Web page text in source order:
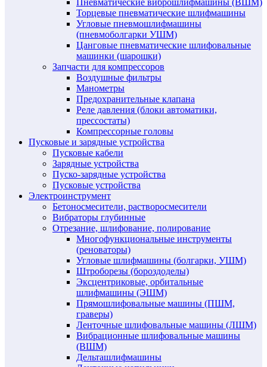
Пневматические виброшлифмашины (ВШМ)
Торцевые пневматические шлифмашины
Угловые пневмошлифмашины
(пневмоболгарки УШМ)
Цанговые пневматические шлифовальные
машинки (шарошки)
Запчасти для компрессоров
Воздушные фильтры
Манометры
Предохранительные клапана
Реле давления (блоки автоматики,
прессостаты)
Компрессорные головы
Пусковые и зарядные устройства
Пусковые кабели
Зарядные устройства
Пуско-зарядные устройства
Пусковые устройства
Электроинструмент
Бетоносмесители, растворосмесители
Вибраторы глубинные
Отрезание, шлифование, полирование
Многофункциональные инструменты
(реноваторы)
Угловые шлифмашины (болгарки, УШМ)
Штроборезы (бороздоделы)
Эксцентриковые, орбитальные
шлифмашины (ЭШМ)
Прямошлифовальные машины (ПШМ,
граверы)
Ленточные шлифовальные машины (ЛШМ)
Вибрационные шлифовальные машины
(ВШМ)
Дельташлифмашины